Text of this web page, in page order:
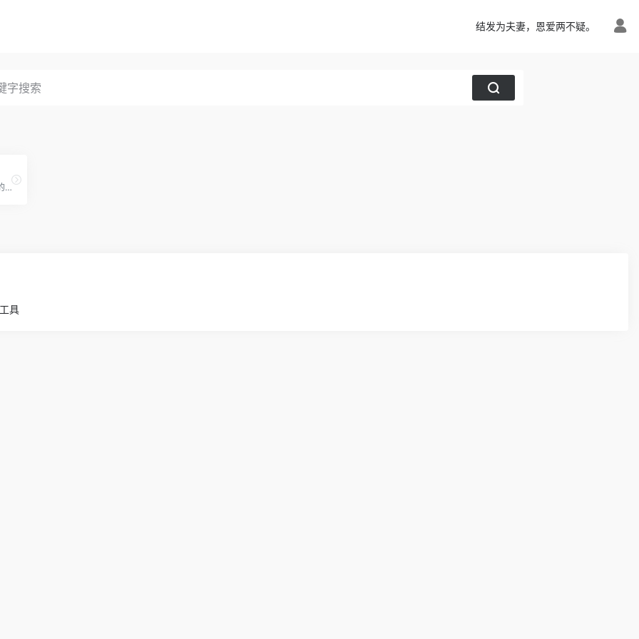
结发为夫妻，恩爱两不疑。
Kimi 是一个有着超大“内存”的智能助手，可以一口气读完二十万字的小说，还会上网冲浪，快来跟他聊聊吧 | Kimi - Moonshot AI 出品的智能助手
具